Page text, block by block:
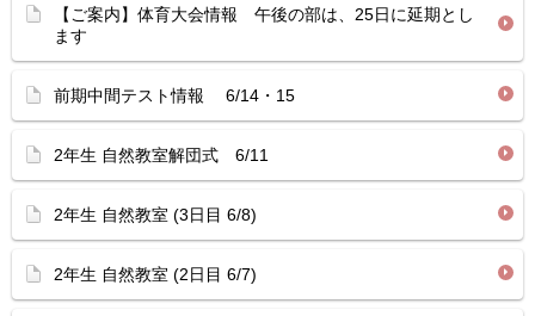
【ご案内】体育大会情報 午後の部は、25日に延期とし
ます
前期中間テスト情報 6/14・15
2年生 自然教室解団式 6/11
2年生 自然教室 (3日目 6/8)
2年生 自然教室 (2日目 6/7)